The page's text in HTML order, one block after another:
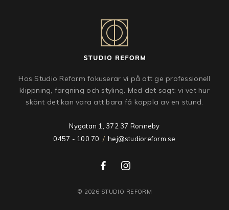
Hos Studio Reform fokuserar vi på att ge professionell
klippning, färgning och styling. Med det sagt: vi vet hur
skönt det kan vara att bara få koppla av en stund.
Nygatan 1, 372 37 Ronneby
0457 - 100 70 / hej@studioreform.se
© 2026 STUDIO REFORM